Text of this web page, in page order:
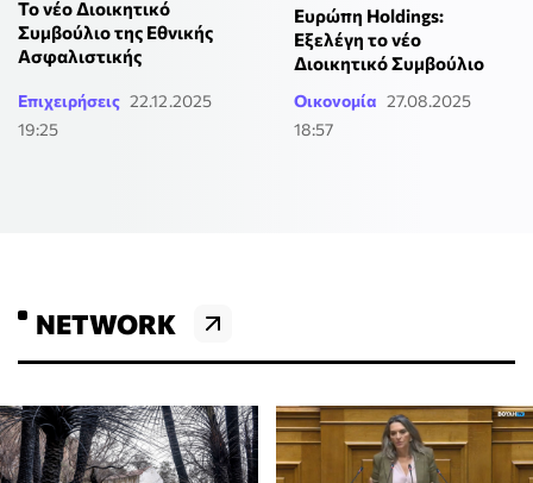
Το νέο Διοικητικό
Συμβούλιο της Εθνικής
Ασφαλιστικής
Επιχειρήσεις 22.12.2025
19:25
Ευρώπη Holdings:
Εξελέγη το νέο
Διοικητικό Συμβούλιο
Οικονομία 27.08.2025
18:57
NETWORK